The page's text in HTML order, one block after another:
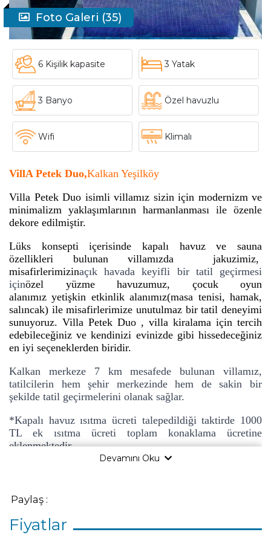
Foto Galeri (35)
6 Kişilik kapasite 3 Yatak
3 Banyo Özel havuzlu
Wifi Klimalı
VillA Petek Duo,Kalkan Yeşilköy
Villa Petek Duo isimli villamız sizin için modernizm ve
minimalizm yaklaşımlarının harmanlanması ile özenle
dekore edilmiştir.
Lüks konsepti içerisinde kapalı havuz ve sauna
özellikleri bulunan villamızda jakuzimiz,
misafirlerimizinaçık havada keyifli bir tatil geçirmesi
içinözel yüzme havuzumuz, çocuk oyun
alanımız yetişkin etkinlik alanımız(masa tenisi, hamak,
salıncak) ile misafirlerimize unutulmaz bir tatil deneyimi
sunuyoruz. Villa Petek Duo , villa kiralama için tercih
edebileceğiniz ve kendinizi evinizde gibi hissedeceğiniz
en iyi seçeneklerden biridir.
Kalkan merkeze 7 km mesafede bulunan villamız,
tatilcilerin hem şehir merkezinde hem de sakin bir
şekilde tatil geçirmelerini olanak sağlar.
*Kapalı havuz ısıtma ücreti talepedildiği taktirde 1000
TL ek ısıtma ücreti toplam konaklama ücretine
eklenmektedir.
Devamını Oku
Paylaş :
Fiyatlar